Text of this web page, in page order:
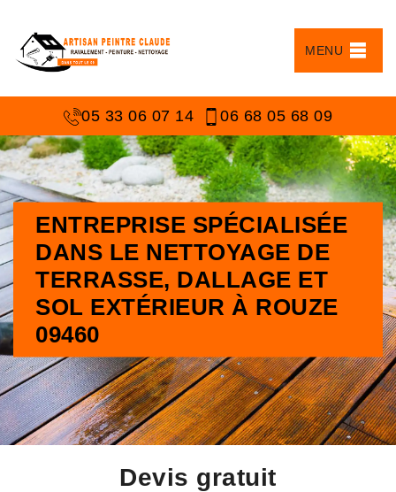
MENU
05 33 06 07 14 06 68 05 68 09
ENTREPRISE SPÉCIALISÉE
DANS LE NETTOYAGE DE
TERRASSE, DALLAGE ET
SOL EXTÉRIEUR À ROUZE
09460
Devis gratuit